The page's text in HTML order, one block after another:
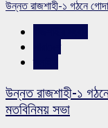
উন্নত রাজশাহী-১ গঠনে
উন্নত রাজশাহী-১
মতবিনিময় সভা